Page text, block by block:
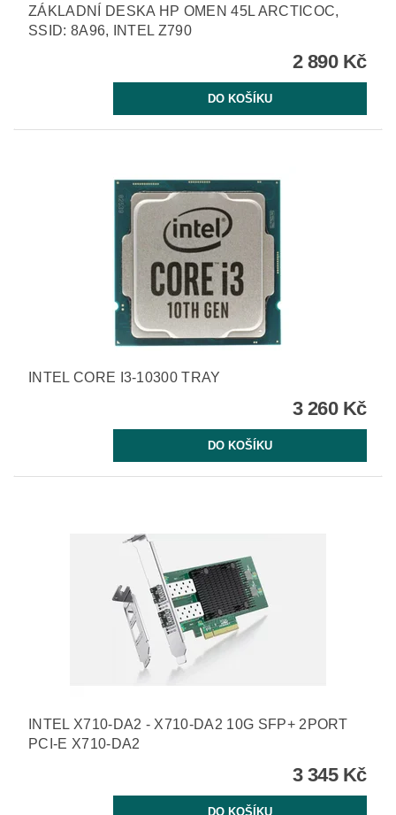
ZÁKLADNÍ DESKA HP OMEN 45L ARCTICOC,
SSID: 8A96, INTEL Z790
2 890 Kč
INTEL CORE I3-10300 TRAY
3 260 Kč
INTEL X710-DA2 - X710-DA2 10G SFP+ 2PORT
PCI-E X710-DA2
3 345 Kč